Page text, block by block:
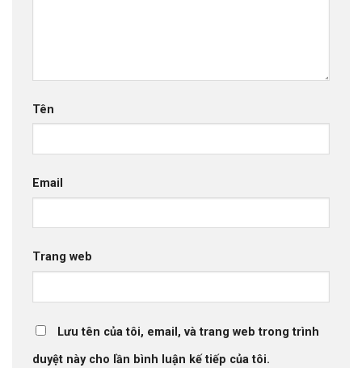
Tên
Email
Trang web
Lưu tên của tôi, email, và trang web trong trình
duyệt này cho lần bình luận kế tiếp của tôi.